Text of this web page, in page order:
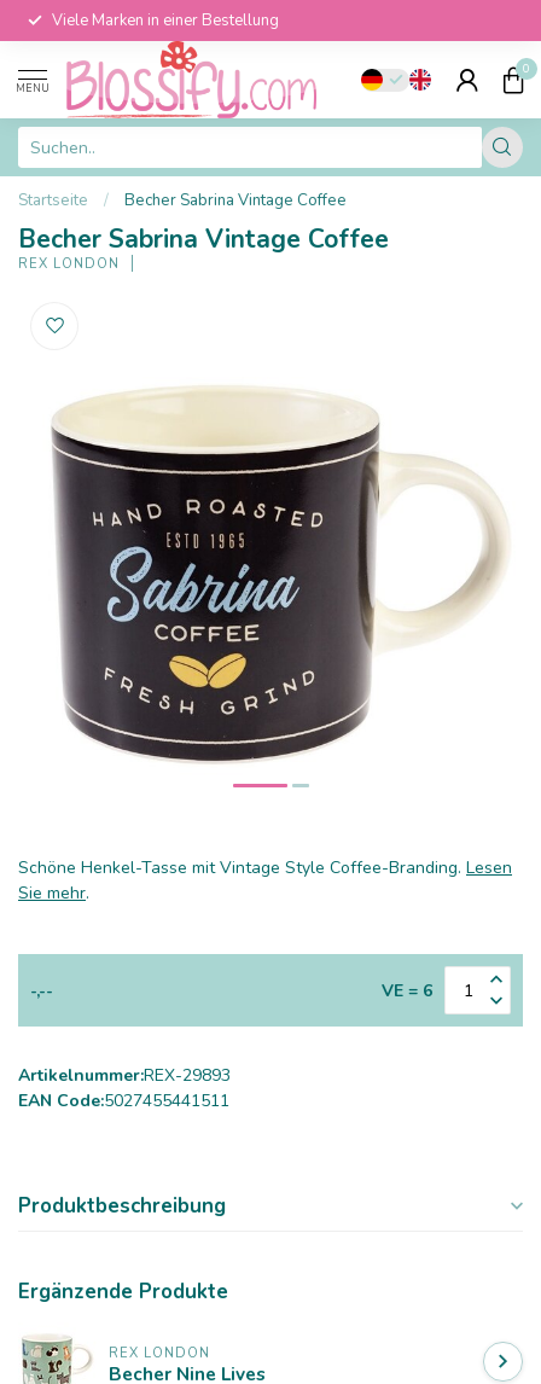
Viele Marken in einer Bestellung
MENU
0
Startseite / Becher Sabrina Vintage Coffee
Becher Sabrina Vintage Coffee
REX LONDON
Schöne Henkel-Tasse mit Vintage Style Coffee-Branding. Lesen
Sie mehr.
-,-- VE = 6
Artikelnummer:REX-29893
EAN Code:5027455441511
Produktbeschreibung
Ergänzende Produkte
REX LONDON
Becher Nine Lives